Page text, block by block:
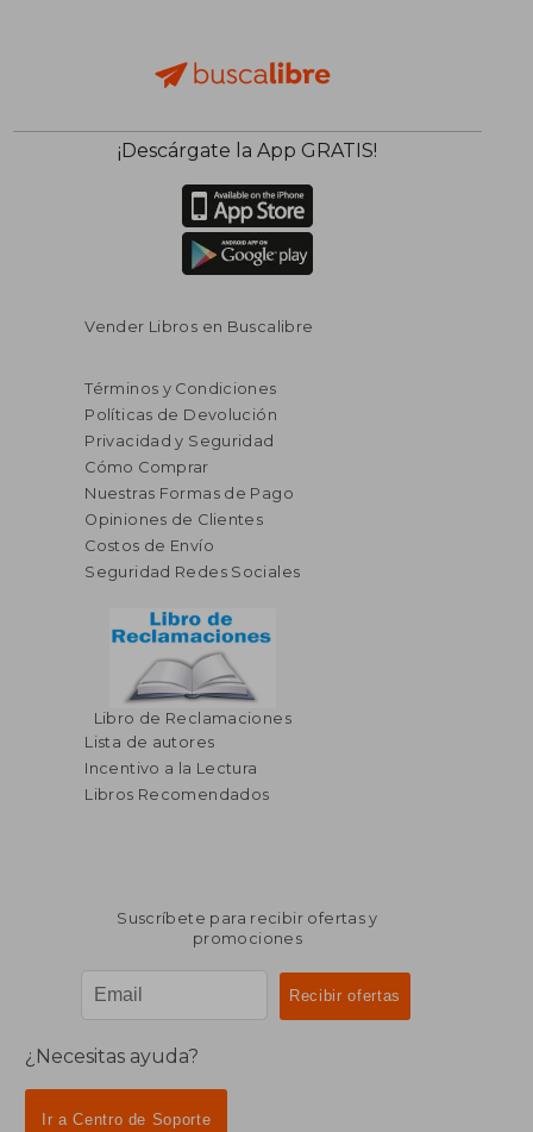
¡Descárgate la App GRATIS!
Vender Libros en Buscalibre
Términos y Condiciones
Políticas de Devolución
Privacidad y Seguridad
Cómo Comprar
Nuestras Formas de Pago
Opiniones de Clientes
Costos de Envío
Seguridad Redes Sociales
Libro de Reclamaciones
Lista de autores
Incentivo a la Lectura
Libros Recomendados
Suscríbete para recibir ofertas y
promociones
¿Necesitas ayuda?
Ir a Centro de Soporte